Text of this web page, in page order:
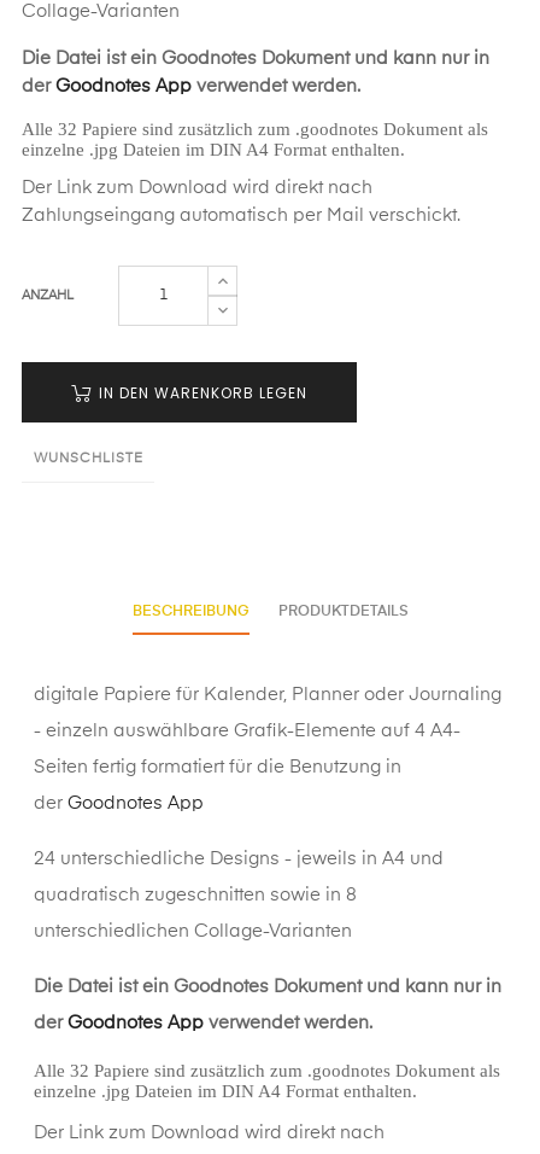
Collage-Varianten
Die Datei ist ein Goodnotes Dokument und kann nur in
der Goodnotes App verwendet werden.
Alle 32 Papiere sind zusätzlich zum .goodnotes Dokument als
einzelne .jpg Dateien im DIN A4 Format enthalten.
Der Link zum Download wird direkt nach
Zahlungseingang automatisch per Mail verschickt.
ANZAHL
IN DEN WARENKORB LEGEN
WUNSCHLISTE
BESCHREIBUNG PRODUKTDETAILS
digitale Papiere für Kalender, Planner oder Journaling
- einzeln auswählbare Grafik-Elemente auf 4 A4-
Seiten fertig formatiert für die Benutzung in
der Goodnotes App
24 unterschiedliche Designs - jeweils in A4 und
quadratisch zugeschnitten sowie in 8
unterschiedlichen Collage-Varianten
Die Datei ist ein Goodnotes Dokument und kann nur in
der Goodnotes App verwendet werden.
Alle 32 Papiere sind zusätzlich zum .goodnotes Dokument als
einzelne .jpg Dateien im DIN A4 Format enthalten.
Der Link zum Download wird direkt nach